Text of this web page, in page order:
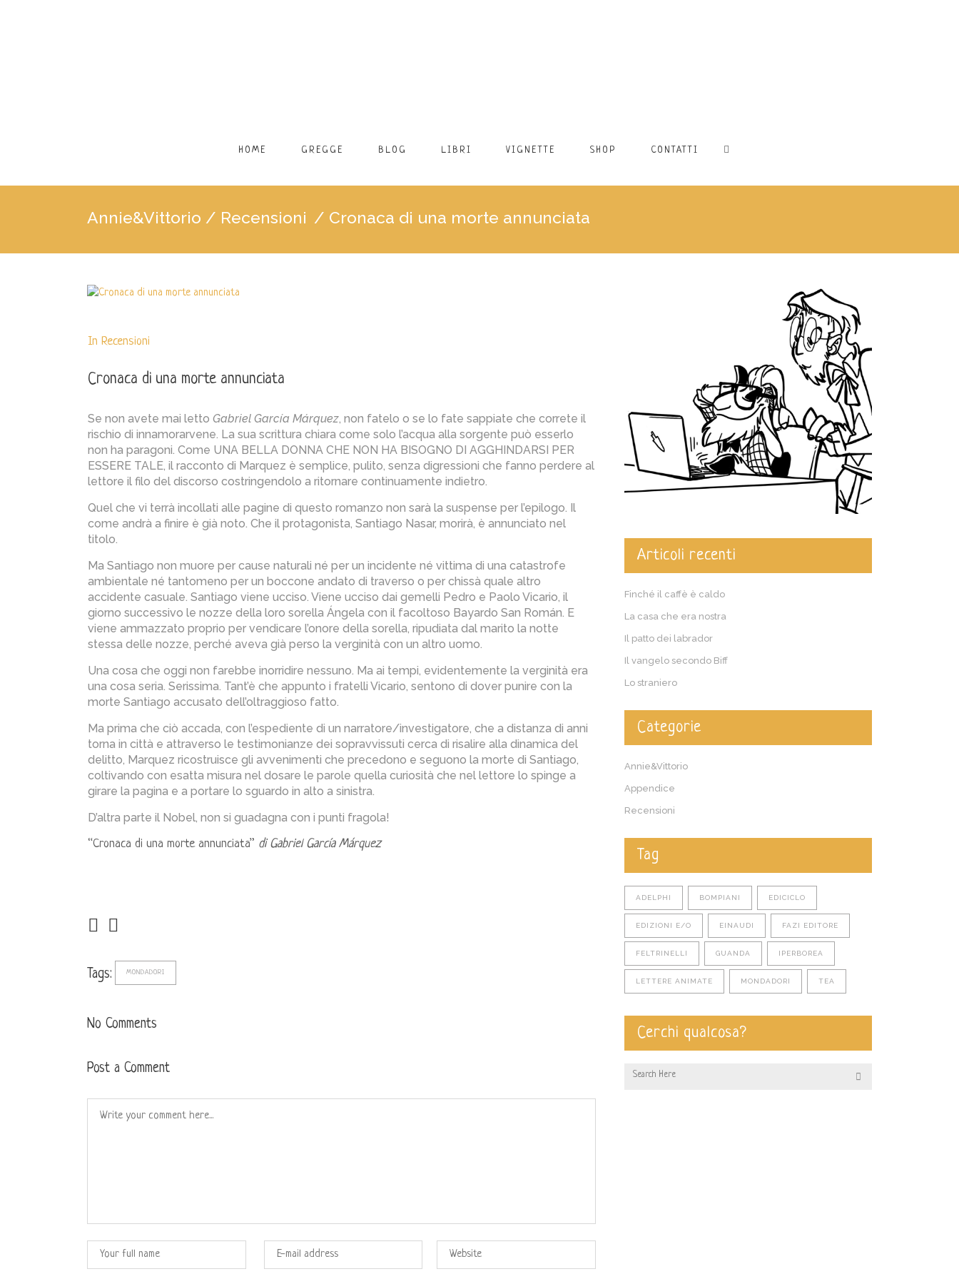
HOME GREGGE BLOG LIBRI VIGNETTE SHOP CONTATTI
Annie&Vittorio / Recensioni / Cronaca di una morte annunciata
In Recensioni
Cronaca di una morte annunciata
Se non avete mai letto Gabriel García Márquez, non fatelo o se lo fate sappiate che correte il
rischio di innamorarvene. La sua scrittura chiara come solo l’acqua alla sorgente può esserlo
non ha paragoni. Come UNA BELLA DONNA CHE NON HA BISOGNO DI AGGHINDARSI PER
ESSERE TALE, il racconto di Marquez è semplice, pulito, senza digressioni che fanno perdere al
lettore il filo del discorso costringendolo a ritornare continuamente indietro.
Quel che vi terrà incollati alle pagine di questo romanzo non sarà la suspense per l’epilogo. Il
come andrà a finire è già noto. Che il protagonista, Santiago Nasar, morirà, è annunciato nel
titolo.
Ma Santiago non muore per cause naturali né per un incidente né vittima di una catastrofe
ambientale né tantomeno per un boccone andato di traverso o per chissà quale altro
accidente casuale. Santiago viene ucciso. Viene ucciso dai gemelli Pedro e Paolo Vicario, il
giorno successivo le nozze della loro sorella Ángela con il facoltoso Bayardo San Román. E
viene ammazzato proprio per vendicare l’onore della sorella, ripudiata dal marito la notte
stessa delle nozze, perché aveva già perso la verginità con un altro uomo.
Una cosa che oggi non farebbe inorridire nessuno. Ma ai tempi, evidentemente la verginità era
una cosa seria. Serissima. Tant’è che appunto i fratelli Vicario, sentono di dover punire con la
morte Santiago accusato dell’oltraggioso fatto.
Ma prima che ciò accada, con l’espediente di un narratore/investigatore, che a distanza di anni
torna in città e attraverso le testimonianze dei sopravvissuti cerca di risalire alla dinamica del
delitto, Marquez ricostruisce gli avvenimenti che precedono e seguono la morte di Santiago,
coltivando con esatta misura nel dosare le parole quella curiosità che nel lettore lo spinge a
girare la pagina e a portare lo sguardo in alto a sinistra.
D’altra parte il Nobel, non si guadagna con i punti fragola!
“Cronaca di una morte annunciata” di Gabriel García Márquez
Tags: MONDADORI
No Comments
Post a Comment
Articoli recenti
Finché il caffè è caldo
La casa che era nostra
Il patto dei labrador
Il vangelo secondo Biff
Lo straniero
Categorie
Annie&Vittorio
Appendice
Recensioni
Tag
ADELPHI BOMPIANI EDICICLO
EDIZIONI E/O EINAUDI FAZI EDITORE
FELTRINELLI GUANDA IPERBOREA
LETTERE ANIMATE MONDADORI TEA
Cerchi qualcosa?